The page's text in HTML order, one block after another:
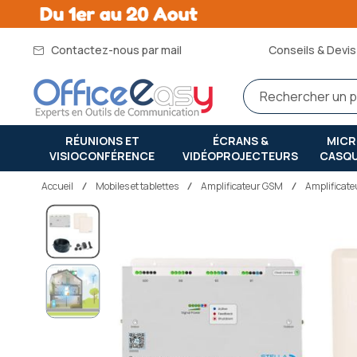
Contactez-nous par mail Conseils &
RÉUNIONS ET
VISIOCONFÉRENCE
ÉCRANS &
VIDÉOPROJECTEURS
Accueil mobiles et tablettes Amplificateur GSM
Passer
fin
de
la
galerie
d’images